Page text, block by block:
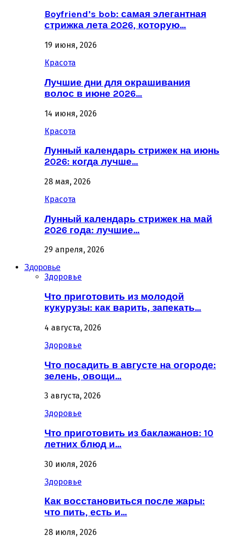
Boyfriend’s bob: самая элегантная
стрижка лета 2026, которую…
19 июня, 2026
Красота
Лучшие дни для окрашивания
волос в июне 2026…
14 июня, 2026
Красота
Лунный календарь стрижек на июнь
2026: когда лучше…
28 мая, 2026
Красота
Лунный календарь стрижек на май
2026 года: лучшие…
29 апреля, 2026
Здоровье
Здоровье
Что приготовить из молодой
кукурузы: как варить, запекать…
4 августа, 2026
Здоровье
Что посадить в августе на огороде:
зелень, овощи…
3 августа, 2026
Здоровье
Что приготовить из баклажанов: 10
летних блюд и…
30 июля, 2026
Здоровье
Как восстановиться после жары:
что пить, есть и…
28 июля, 2026